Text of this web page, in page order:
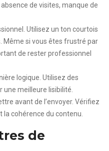
de visites, manque de
Utilisez un ton courtois
Même si vous êtes frustré par
de rester professionnel
logique. Utilisez des
meilleure lisibilité.
avant de l’envoyer. Vérifiez
la cohérence du contenu.
de